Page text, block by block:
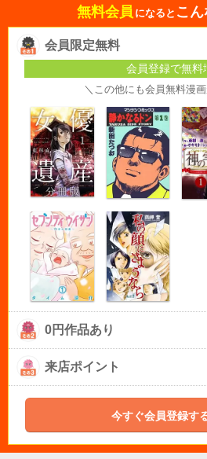
無料会員 になると こん
会員限定無料
会員登録で無料
＼この他にも会員無料漫
0円作品あり
来店ポイント
今すぐ会員登録す